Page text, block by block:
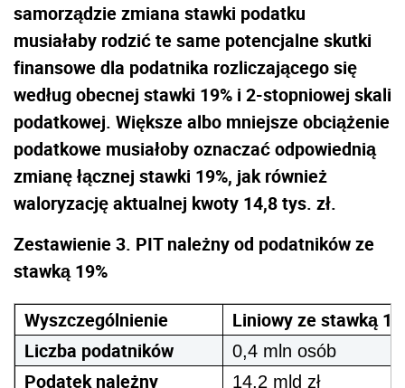
samorządzie zmiana stawki podatku
musiałaby rodzić te same potencjalne skutki
finansowe dla podatnika rozliczającego się
według obecnej stawki 19% i 2-stopniowej skali
podatkowej. Większe albo mniejsze obciążenie
podatkowe musiałoby oznaczać odpowiednią
zmianę łącznej stawki 19%, jak również
waloryzację aktualnej kwoty 14,8 tys. zł.
Zestawienie 3. PIT należny od podatników ze
stawką 19%
Wyszczególnienie
Liniowy ze stawką
Liczba podatników
0,4 mln osób
Podatek należny 14,2 mld zł